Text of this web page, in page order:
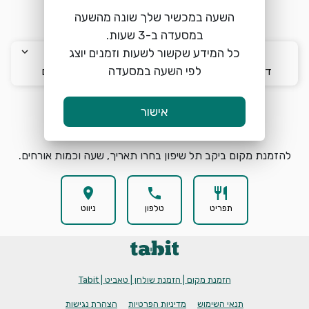
warning שימו לב, לא ניתן להזמין מקומות להיום
keyboard_arrow_down
ד׳ 12/8
keyboard_arrow_down
11:00
keyboard_arrow_down
הזמנת מקום
להזמנת מקום ביקב תל שיפון בחרו תאריך, שעה וכמות אורחים.
restaurant
תפריט
phone
טלפון
location_on
ניווט
הזמנת מקום | הזמנת שולחן | טאביט | Tabit
תנאי השימוש מדיניות הפרטיות הצהרת נגישות
השעה במכשיר שלך שונה מהשעה
כל המידע שקשור לשעות וזמנים יוצג
לפי השעה במסעדה
אישור